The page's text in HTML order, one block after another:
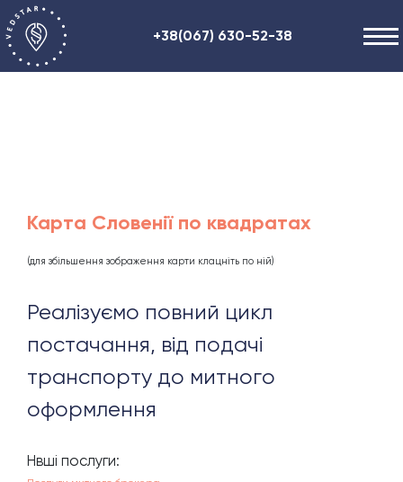
+38(067) 630-52-38
Карта Словенії по квадратах
(для збільшення зображення карти клацніть по ній)
Реалізуємо повний цикл
постачання, від подачі
транспорту до митного
оформлення
Нвші послуги: